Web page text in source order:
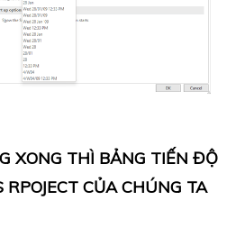
XONG THÌ BẢNG TIẾN ĐỘ
CỦA CHÚNG TA